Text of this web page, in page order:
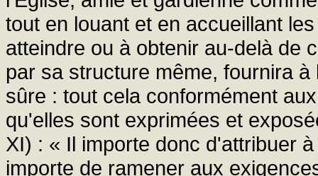
tout en louant et en accueillant
atteindre ou à obtenir au-delà de
par sa structure même, fournira
sûre : tout cela conformément
qu'elles sont exprimées et
XI) : « Il importe donc d'attribuer
importe de ramener aux